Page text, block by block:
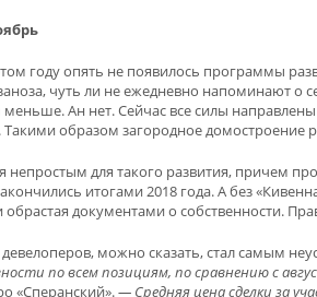
году опять не появилось программы
чуть ли не ежедневно напоминают
Ан нет. Сейчас все силы
образом загородное домостроение
непростым для такого развития, причем
итогами 2018 года. А без
обрастая документами о собственности.
можно сказать, стал самым
по всем позициям, по сравнению с
«Сперанский».— Средняя цена сделки за